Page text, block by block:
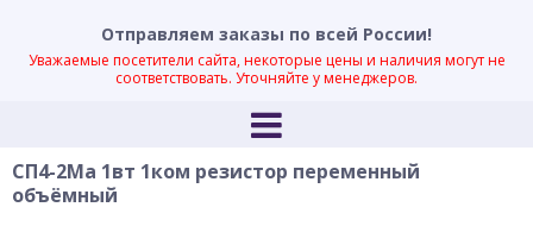
Отправляем заказы по всей России!
Уважаемые посетители сайта, некоторые цены и наличия могут не
соответствовать. Уточняйте у менеджеров.
СП4-2Ма 1вт 1ком резистор переменный
объёмный